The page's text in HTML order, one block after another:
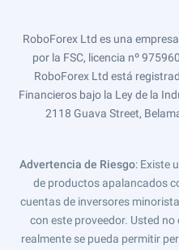
RoboForex Ltd es una
por la FSC, licencia nº
RoboForex Ltd está
Financieros bajo la Ley de la
2118 Guava Street,
Advertencia de Riesgo: Existe
de productos apalancados
cuentas de inversores
con este proveedor. Usted
realmente se pueda permitir